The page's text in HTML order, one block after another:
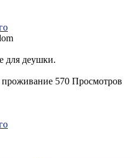
для деушки.
проживание 570 Просмотров